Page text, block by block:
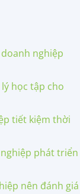
nghiệp
học tập cho
tiết kiệm thời
phát triển
nên đánh giá